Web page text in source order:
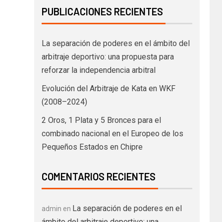
PUBLICACIONES RECIENTES
La separación de poderes en el ámbito del
arbitraje deportivo: una propuesta para
reforzar la independencia arbitral
Evolución del Arbitraje de Kata en WKF
(2008–2024)
2 Oros, 1 Plata y 5 Bronces para el
combinado nacional en el Europeo de los
Pequeños Estados en Chipre
COMENTARIOS RECIENTES
admin en La separación de poderes en el